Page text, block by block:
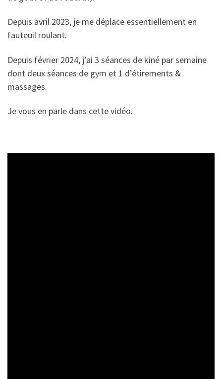
Depuis avril 2023, je me déplace essentiellement en
fauteuil roulant.
Depuis février 2024, j’ai 3 séances de kiné par semaine
dont deux séances de gym et 1 d’étirements &
massages.
Je vous en parle dans cette vidéo.